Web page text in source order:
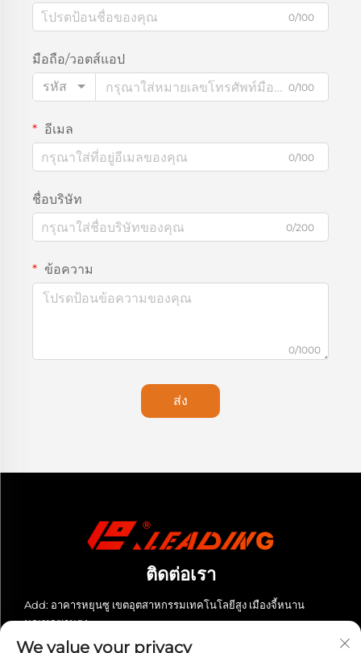
0/100
มือถือ/วอตส์แอป
รหัส
0/100
อีเมล
0/100
ชื่อบริษัท
0/200
ข้อความ
0/1000
ส่ง
ติดต่อเรา
Add: อาคารหยุนซู เขตอุตสาหกรรมเทคโนโลยีสูง เมืองจี้หนาน
มณฑลซานตง
โทร: +86-13280023931
We value your privacy